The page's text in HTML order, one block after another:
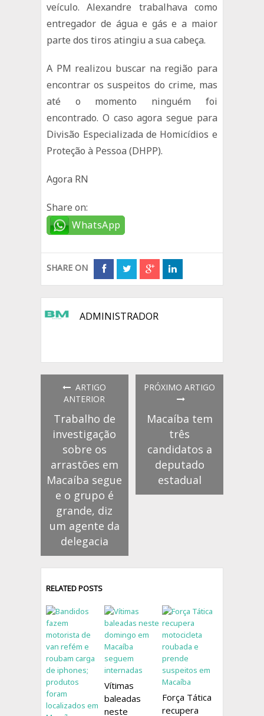
veículo. Alexandre trabalhava como
entregador de água e gás e a maior
parte dos tiros atingiu a sua cabeça.
A PM realizou buscar na região para
encontrar os suspeitos do crime, mas
até o momento ninguém foi
encontrado. O caso agora segue para
Divisão Especializada de Homicídios e
Proteção à Pessoa (DHPP).
Agora RN
Share on:
WhatsApp
SHARE ON
ADMINISTRADOR
ARTIGO
ANTERIOR
Trabalho de
investigação
sobre os
arrastões em
Macaíba segue
e o grupo é
grande, diz
um agente da
delegacia
PRÓXIMO ARTIGO
Macaíba tem
três
candidatos a
deputado
estadual
RELATED POSTS
Vítimas
baleadas
neste
Força Tática
recupera